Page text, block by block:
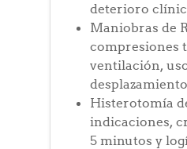
deterioro
Maniobras de
compresiones
ventilación,
Histerotomía
indicaciones,
5 minutos y